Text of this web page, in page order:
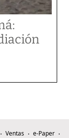
Ventas
e-Paper